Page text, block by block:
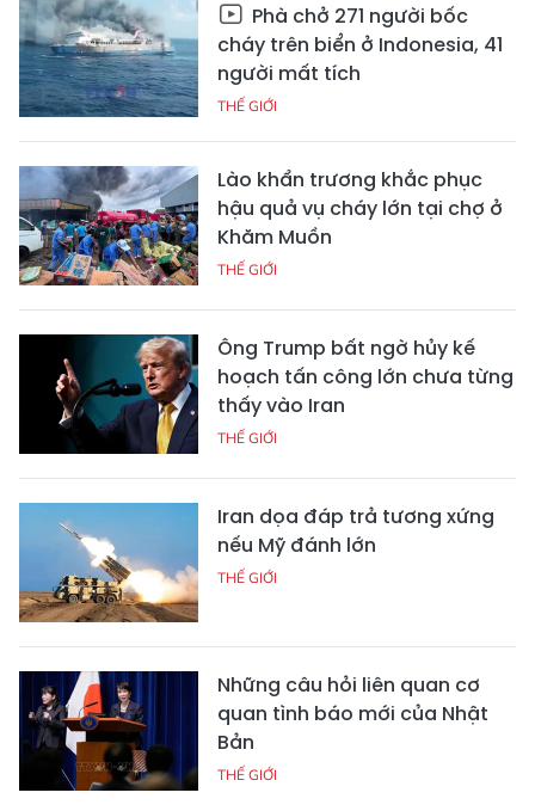
Phà chở 271 người bốc
cháy trên biển ở Indonesia, 41
người mất tích
THẾ GIỚI
Lào khẩn trương khắc phục
hậu quả vụ cháy lớn tại chợ ở
Khăm Muồn
THẾ GIỚI
Ông Trump bất ngờ hủy kế
hoạch tấn công lớn chưa từng
thấy vào Iran
THẾ GIỚI
Iran dọa đáp trả tương xứng
nếu Mỹ đánh lớn
THẾ GIỚI
Những câu hỏi liên quan cơ
quan tình báo mới của Nhật
Bản
THẾ GIỚI